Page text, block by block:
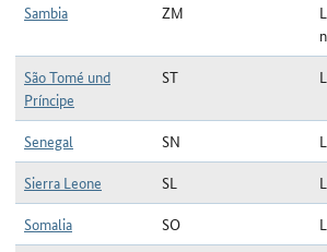
Sambia
ZM
São Tomé und
Príncipe
ST
Senegal SN
Sierra Leone
SL
Somalia
SO